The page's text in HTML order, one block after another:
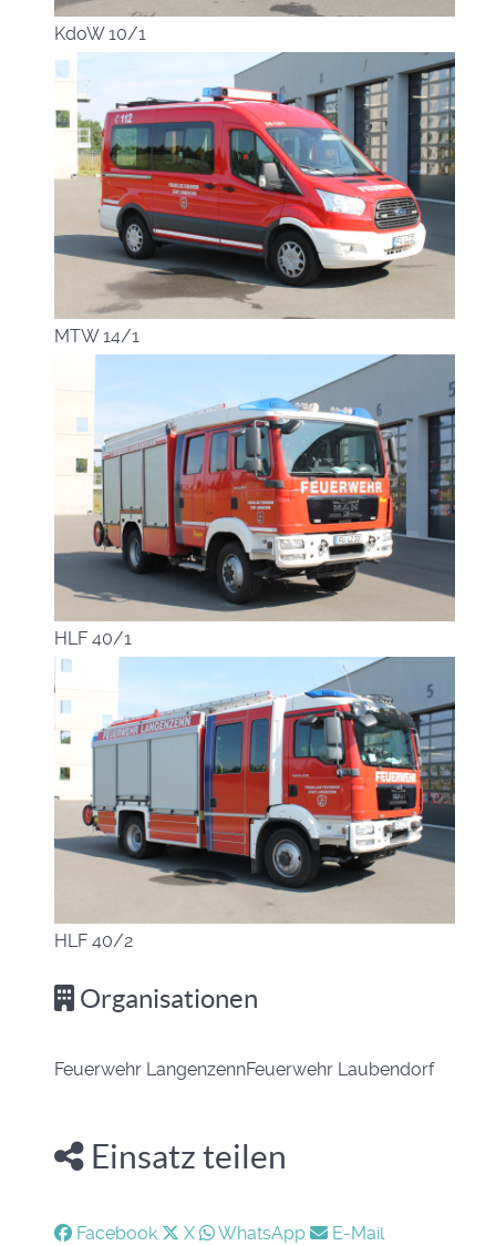
KdoW 10/1
MTW 14/1
HLF 40/1
HLF 40/2
Organisationen
Feuerwehr LangenzennFeuerwehr Laubendorf
Einsatz teilen
Facebook X WhatsApp
E-Mail